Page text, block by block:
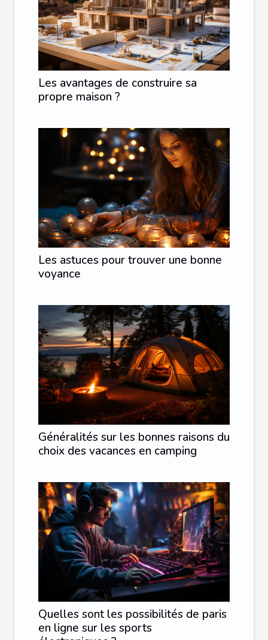
Les avantages de construire sa
propre maison ?
Les astuces pour trouver une bonne
voyance
Généralités sur les bonnes raisons du
choix des vacances en camping
Quelles sont les possibilités de paris
en ligne sur les sports